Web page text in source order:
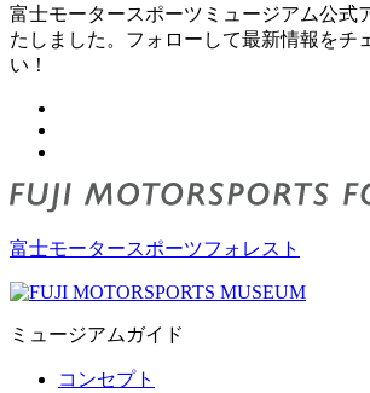
富士モータースポーツミュージアム公式
たしました。フォローして最新情報をチ
い！
富士モータースポーツフォレスト
ミュージアムガイド
コンセプト